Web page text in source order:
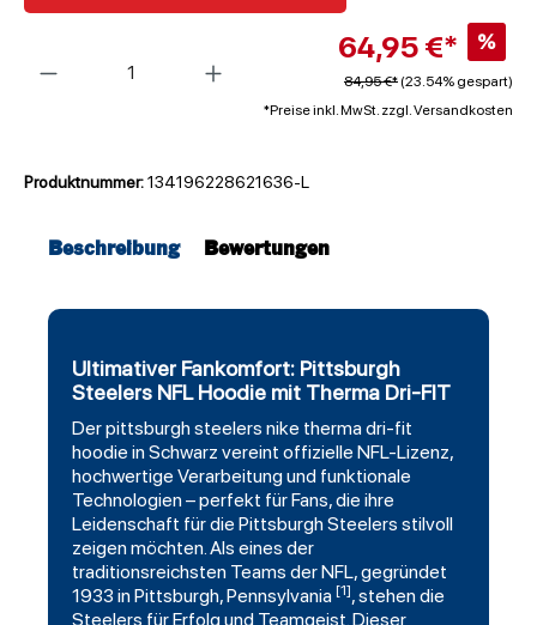
64,95 €* %
84,95 €* (23.54% gespart)
*Preise inkl. MwSt. zzgl. Versandkosten
Produktnummer:134196228621636-L
Beschreibung Bewertungen
Ultimativer Fankomfort: Pittsburgh
Steelers NFL Hoodie mit Therma Dri-FIT
Derpittsburgh steelers nike thermadri-fit
hoodie inSchwarz vereint offizielle NFL-Lizenz,
hochwertige Verarbeitung und funktionale
Technologien – perfekt für Fans, die ihre
Leidenschaft für die Pittsburgh Steelers stilvoll
zeigen möchten. Als eines der
traditionsreichsten Teams der NFL, gegründet
1933 in Pittsburgh, Pennsylvania [1], stehen die
Steelers für Erfolg und Teamgeist. Dieser